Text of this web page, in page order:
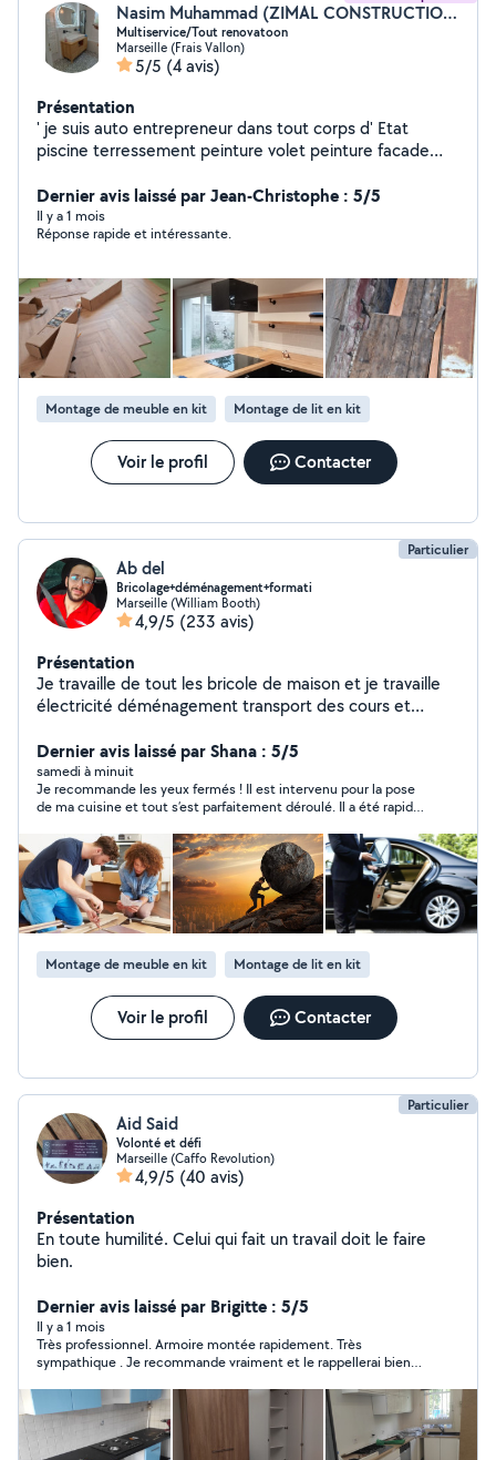
Nasim Muhammad (ZIMAL CONSTRUCTION)
Multiservice/Tout renovatoon
Marseille (Frais Vallon)
5/5 (4 avis)
Présentation
' je suis auto entrepreneur dans tout corps d' Etat
piscine terressement peinture volet peinture facade
Dernier avis laissé par Jean-Christophe : 5/5
Il y a 1 mois
Réponse rapide et intéressante.
Montage de meuble en kit Montage de lit en kit
Voir le profil Contacter
Particulier
Ab del
Bricolage+déménagement+formati
Marseille (William Booth)
4,9/5 (233 avis)
Présentation
Je travaille de tout les bricole de maison et je travaille
électricité déménagement transport des cours et
L'informatique
Dernier avis laissé par Shana : 5/5
samedi à minuit
Je recommande les yeux fermés ! Il est intervenu pour la pose
de ma cuisine et tout s’est parfaitement déroulé. Il a été rapide,
gentil, il est disponible, à l’écoute et tient ses engagements.
C’est une personne de parole, ce qui est vraiment appréciable
de nos jours. Je suis entièrement satisfaite du résultat et je
n’hésiterai pas à refaire appel à lui. Merci encore pour votre
excellent travail !
Montage de meuble en kit Montage de lit en kit
Voir le profil Contacter
Particulier
Aid Said
Volonté et défi
Marseille (Caffo Revolution)
4,9/5 (40 avis)
Présentation
En toute humilité. Celui qui fait un travail doit le faire
bien.
Dernier avis laissé par Brigitte : 5/5
Il y a 1 mois
Très professionnel. Armoire montée rapidement. Très
sympathique . Je recommande vraiment et le rappellerai bien